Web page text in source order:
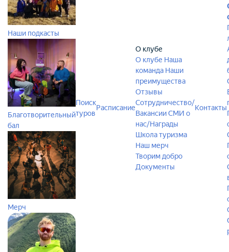
Наши подкасты
Благотворительный
бал
Мерч
Поиск
туров
Расписание
О клубе
О клубе Наша
команда Наши
преимущества
Отзывы
Сотрудничество/
ВакансииСМИ о
нас/Награды
Школа туризма
Наш мерч
Творим добро
Документы
Контакты